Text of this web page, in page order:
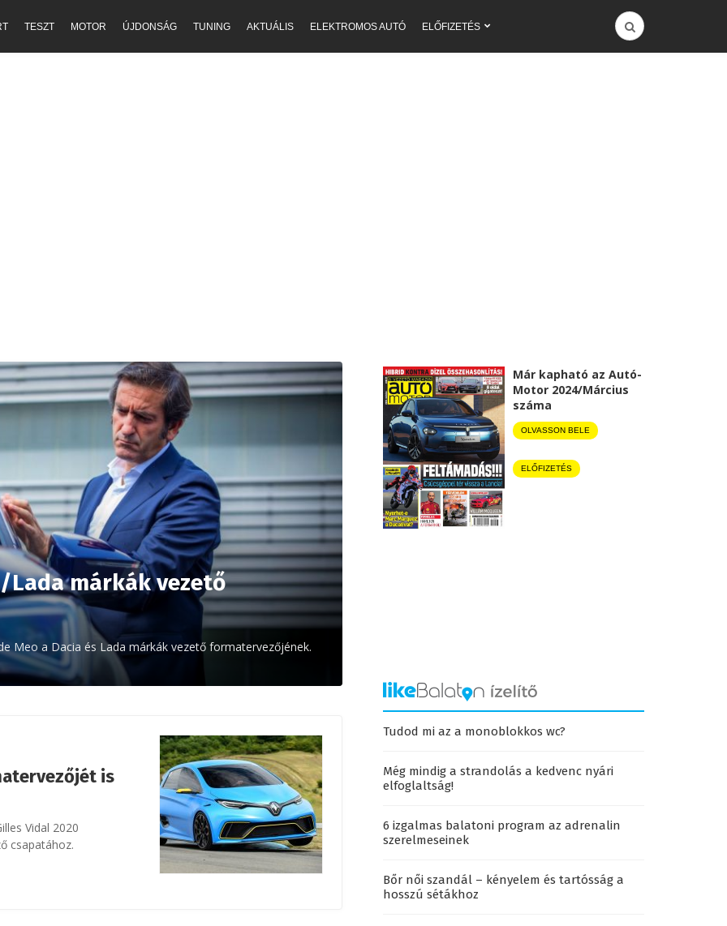
TESZT MOTOR ÚJDONSÁG TUNING AKTUÁLIS ELEKTROMOS AUTÓ ELŐFIZETÉS
Lada márkák vezető
Meo a Dacia és Lada márkák vezető formatervezőjének.
is
Vidal 2020
csapatához.
Már kapható az Autó-
Motor 2024/Március
száma
OLVASSON BELE
ELŐFIZETÉS
Tudod mi az a monoblokkos wc?
Még mindig a strandolás a kedvenc nyári
elfoglaltság!
6 izgalmas balatoni program az adrenalin
szerelmeseinek
Bőr női szandál – kényelem és tartósság a
hosszú sétákhoz